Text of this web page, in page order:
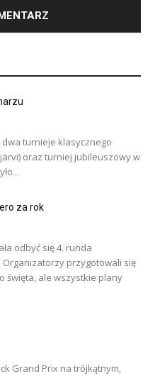
dwa turnieje klasycznego
oraz turniej jubileuszowy w
za rok
odbyć się 4. runda
przygotowali się
święta, ale wszystkie plany
Grand Prix na trójkątnym,